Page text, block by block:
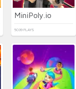
MiniPoly.io
5039 PLAYS